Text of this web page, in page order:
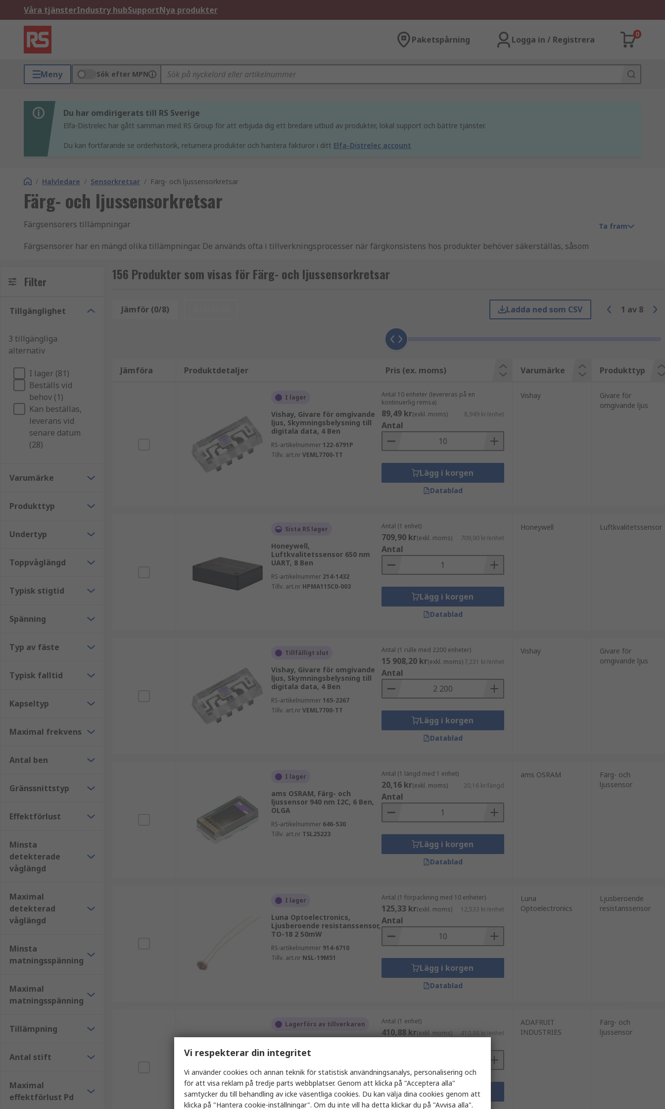
Våra tjänsterIndustry hubSupportNya produkter
Paketspårning Logga in / Registrera
0
Meny Sök efter MPN
Du har omdirigerats till RS Sverige
Elfa-Distrelec har gått samman med RS Group för att erbjuda dig ett bredare utbud av produkter, lokal support och bättre tjänster.
Du kan fortfarande se orderhistorik, returnera produkter och hantera fakturor i ditt Elfa-Distrelec account
/ Halvledare / Sensorkretsar / Färg- och ljussensorkretsar
Färg- och ljussensorkretsar
Färgsensorers tillämpningar
Färgsensorer har en mängd olika tillämpningar. De används ofta i tillverkningsprocesser när färgkonsistens hos produkter behöver säkerställas, såsom
astronomiska applikationer för att mäta färgen på stjärnor och andra astronomiska objekt, vilket gör det möjligt för forskare att fastställa mycket om de
observerade objektens natur.
Ta fram
Filter
Tillgänglighet
3 tillgängliga
alternativ
I lager (81)
Beställs vid
behov (1)
Kan beställas,
leverans vid
senare datum
(28)
Varumärke
Produkttyp
Undertyp
Toppvåglängd
Typisk stigtid
Spänning
Typ av fäste
Typisk falltid
Kapseltyp
Maximal frekvens
Antal ben
Gränssnittstyp
Effektförlust
Minsta
detekterade
våglängd
Maximal
detekterad
våglängd
Minsta
matningsspänning
Maximal
matningsspänning
Tillämpning
Antal stift
Maximal
effektförlust Pd
156 Produkter som visas för Färg- och ljussensorkretsar
Jämför (0/8) Ladda ned som CSV 1 av 8
Jämföra Produktdetaljer Pris (ex. moms) Varumärke Produkttyp
I lager
Vishay, Givare för omgivande
ljus, Skymningsbelysning till
digitala data, 4 Ben
RS-artikelnummer 122-6791P
Tillv. art.nrVEML7700-TT
Antal 10 enheter (levereras på en
kontinuerlig remsa)
89,49 kr(exkl. moms) 8,949 kr/enhet
Antal
Lägg i korgen
Datablad
Vishay
Givare för
omgivande ljus
Sista RS lager
Honeywell,
Luftkvalitetssensor 650 nm
UART, 8 Ben
RS-artikelnummer 214-1432
Tillv. art.nr HPMA115C0-003
Antal (1 enhet)
709,90 kr(exkl. moms) 709,90 kr/enhet
Antal
Lägg i korgen
Datablad
Honeywell Luftkvalitetssensor
Tillfälligt slut
Vishay, Givare för omgivande
ljus, Skymningsbelysning till
digitala data, 4 Ben
RS-artikelnummer 165-2267
Tillv. art.nrVEML7700-TT
Antal (1 rulle med 2200 enheter)
15 908,20 kr(exkl. moms)7,231 kr/enhet
Antal
Lägg i korgen
Datablad
Vishay
Givare för
omgivande ljus
I lager
ams OSRAM, Färg- och
ljussensor 940 nm I2C, 6 Ben,
OLGA
RS-artikelnummer 646-530
Tillv. art.nr TSL25223
Antal (1 längd med 1 enhet)
20,16 kr(exkl. moms) 20,16 kr/längd
Antal
Lägg i korgen
Datablad
ams OSRAM
Färg- och
ljussensor
I lager
Luna Optoelectronics,
Ljusberoende resistanssensor,
TO-18 2 50mW
RS-artikelnummer 914-6710
Tillv. art.nr NSL-19M51
Antal (1 förpackning med 10 enheter)
125,33 kr(exkl. moms) 12,533 kr/enhet
Antal
Lägg i korgen
Datablad
Luna
Optoelectronics
Ljusberoende
resistanssensor
Lagerförs av tillverkaren
och ljussensor, Färgsensor
USB, 6 Ben
RS-artikelnummer905-4646
Tillv. art.nr1405
Antal (1 enhet)
410,88 kr(exkl. moms) 410,88 kr/enhet
Lägg i korgen
ADAFRUIT
INDUSTRIES
Färg- och
ljussensor
Vi respekterar din integritet
Vi använder cookies och annan teknik för statistisk användningsanalys, personalisering och
för att visa reklam på tredje parts webbplatser. Genom att klicka på "Acceptera alla"
samtycker du till behandling av icke väsentliga cookies. Du kan välja dina cookies genom att
klicka på "Hantera cookie-inställningar". Om du inte vill ha detta klickar du på "Avvisa alla".